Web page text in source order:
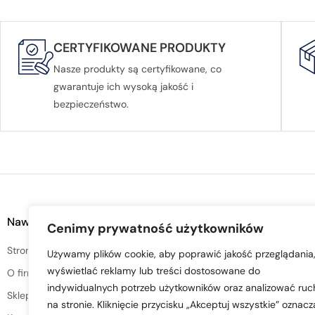
Cenimy prywatność użytkowników
Używamy plików cookie, aby poprawić jakość przeglądania,
wyświetlać reklamy lub treści dostosowane do
indywidualnych potrzeb użytkowników oraz analizować
na stronie. Kliknięcie przycisku „Akceptuj wszystkie”
CERTYFIKOWANE PRODUKTY
Nasze produkty są certyfikowane, co
gwarantuje ich wysoką jakość i
bezpieczeństwo.
Nawigacja
Strona główna
O firmie
Sklep
Pomoc
Zwroty i reklamacje
Moje konto
Moje zamówienia